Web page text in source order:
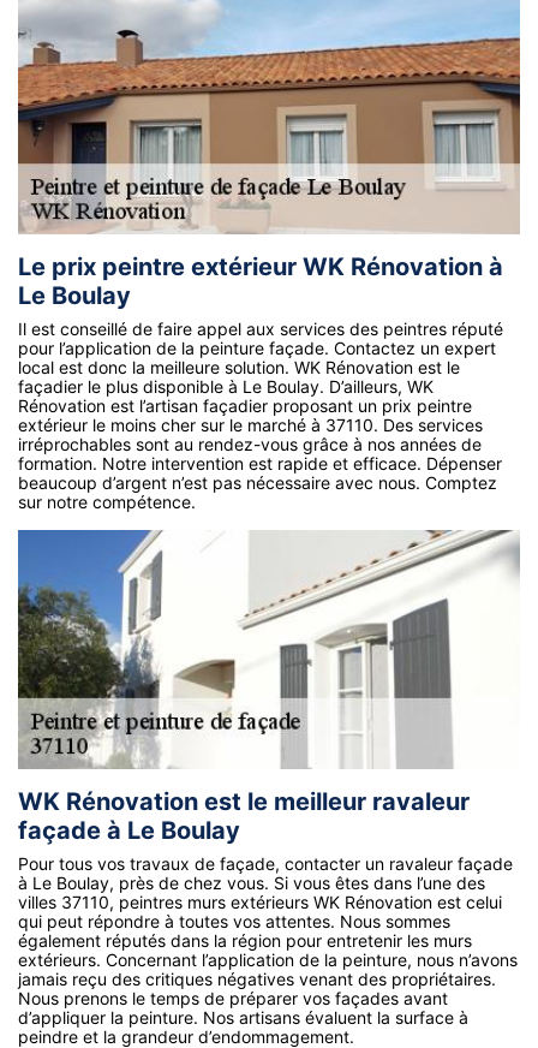
Le prix peintre extérieur WK Rénovation à
Le Boulay
Il est conseillé de faire appel aux services des peintres réputé
pour l’application de la peinture façade. Contactez un expert
local est donc la meilleure solution. WK Rénovation est le
façadier le plus disponible à Le Boulay. D’ailleurs, WK
Rénovation est l’artisan façadier proposant un prix peintre
extérieur le moins cher sur le marché à 37110. Des services
irréprochables sont au rendez-vous grâce à nos années de
formation. Notre intervention est rapide et efficace. Dépenser
beaucoup d’argent n’est pas nécessaire avec nous. Comptez
sur notre compétence.
WK Rénovation est le meilleur ravaleur
façade à Le Boulay
Pour tous vos travaux de façade, contacter un ravaleur façade
à Le Boulay, près de chez vous. Si vous êtes dans l’une des
villes 37110, peintres murs extérieurs WK Rénovation est celui
qui peut répondre à toutes vos attentes. Nous sommes
également réputés dans la région pour entretenir les murs
extérieurs. Concernant l’application de la peinture, nous n’avons
jamais reçu des critiques négatives venant des propriétaires.
Nous prenons le temps de préparer vos façades avant
d’appliquer la peinture. Nos artisans évaluent la surface à
peindre et la grandeur d’endommagement.